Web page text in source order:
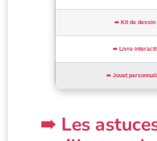
Kit de dessin
Livre interactif
Jouet
Les